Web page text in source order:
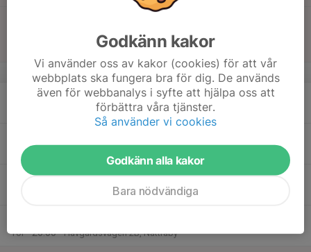
Vuxengrupp - Nybörjare/Fortsättning
Havgårdsvägen 2B, Nättraby
v.25
Tis
Tor
20:00
Havgårdsvägen 2B, Nättraby
Godkänn kakor
Vi använder oss av kakor (cookies) för att vår
webbplats ska fungera bra för dig. De används
även för webbanalys i syfte att hjälpa oss att
förbättra våra tjänster.
Så använder vi cookies
Godkänn alla kakor
Bara nödvändiga